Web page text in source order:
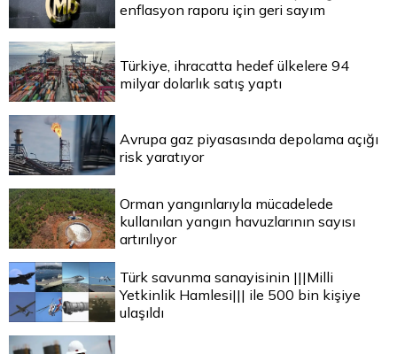
enflasyon raporu için geri sayım
Türkiye, ihracatta hedef ülkelere 94
milyar dolarlık satış yaptı
Avrupa gaz piyasasında depolama açığı
risk yaratıyor
Orman yangınlarıyla mücadelede
kullanılan yangın havuzlarının sayısı
artırılıyor
Türk savunma sanayisinin |||Milli
Yetkinlik Hamlesi||| ile 500 bin kişiye
ulaşıldı